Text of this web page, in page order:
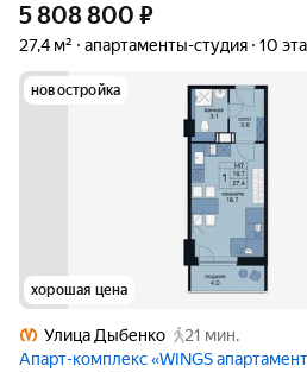
5 808 800 ₽
27,4 м² апартаменты-студия 10
новостройка
хорошая цена
Улица Дыбенко
21 мин.
Апарт-комплекс «WINGS